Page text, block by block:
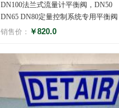
DN100法兰式流量计平衡阀，DN50
DN65 DN80定量控制系统专用平衡阀
销售价： ￥820.0
评分
()